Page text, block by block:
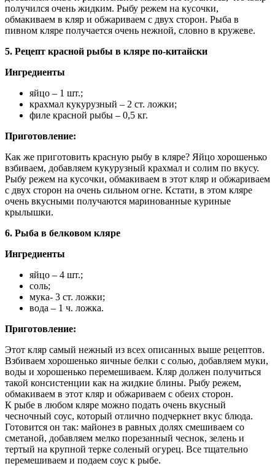
получился очень жидким. Рыбу режем на кусочки,
обмакиваем в кляр и обжариваем с двух сторон. Рыба в
пивном кляре получается очень нежной, словно в кружеве.
5. Рецепт красной рыбы в кляре по-китайски
Ингредиенты
яйцо – 1 шт.;
крахмал кукурузный – 2 ст. ложки;
филе красной рыбы – 0,5 кг.
Приготовление:
Как же приготовить красную рыбу в кляре? Яйцо хорошенько
взбиваем, добавляем кукурузный крахмал и солим по вкусу.
Рыбу режем на кусочки, обмакиваем в этот кляр и обжариваем
с двух сторон на очень сильном огне. Кстати, в этом кляре
очень вкусными получаются маринованные куриные
крылышки.
6. Рыба в белковом кляре
Ингредиенты
яйцо – 4 шт.;
соль;
мука- 3 ст. ложки;
вода – 1 ч. ложка.
Приготовление:
Этот кляр самый нежный из всех описанных выше рецептов.
Взбиваем хорошенько яичные белки с солью, добавляем муки,
воды и хорошенько перемешиваем. Кляр должен получиться
такой консистенции как на жидкие блины. Рыбу режем,
обмакиваем в этот кляр и обжариваем с обеих сторон.
К рыбе в любом кляре можно подать очень вкусный
чесночный соус, который отлично подчеркнет вкус блюда.
Готовится он так: майонез в равных долях смешиваем со
сметаной, добавляем мелко порезанный чеснок, зелень и
тертый на крупной терке соленый огурец. Все тщательно
перемешиваем и подаем соус к рыбе.